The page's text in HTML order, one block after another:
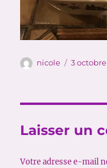
Auteur
nicole
Publié
3
Laisser un
Votre adresse e-mail